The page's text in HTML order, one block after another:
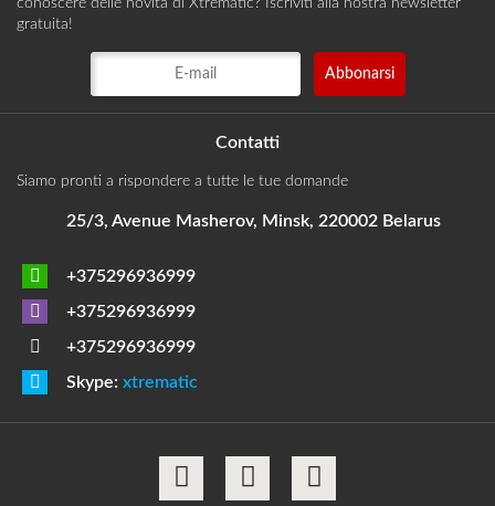
conoscere delle novità di Xtrematic? Iscriviti alla nostra newsletter
gratuita!
Contatti
Siamo pronti a rispondere a tutte le tue domande
25/3, Avenue Masherov, Minsk, 220002 Belarus
+375296936999
+375296936999
+375296936999
Skype: xtrematic